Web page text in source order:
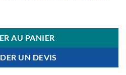
AU PANIER
UN DEVIS